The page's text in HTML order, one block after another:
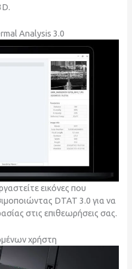
Analysis 3.0
εικόνες που
DTAT 3.0 για να
στις επιθεωρήσεις σας.
χρήστη